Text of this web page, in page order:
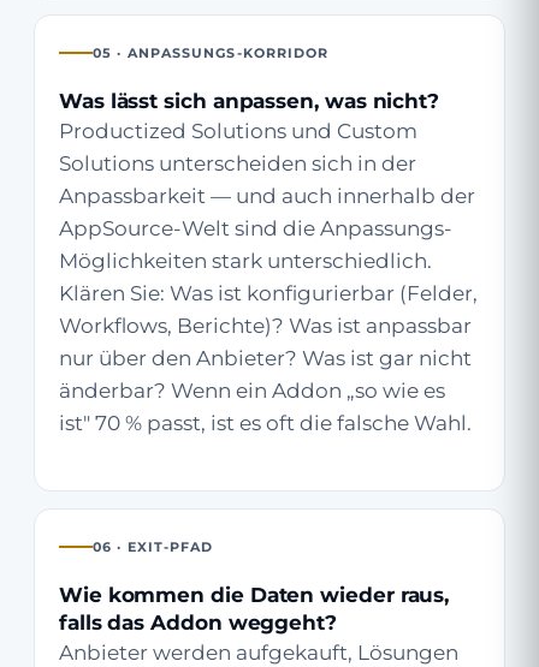
05 · ANPASSUNGS-KORRIDOR
Was lässt sich anpassen, was nicht?
Productized Solutions und Custom
Solutions unterscheiden sich in der
Anpassbarkeit — und auch innerhalb der
AppSource-Welt sind die Anpassungs-
Möglichkeiten stark unterschiedlich.
Klären Sie: Was ist konfigurierbar (Felder,
Workflows, Berichte)? Was ist anpassbar
nur über den Anbieter? Was ist gar nicht
änderbar? Wenn ein Addon „so wie es
ist" 70 % passt, ist es oft die falsche Wahl.
06 · EXIT-PFAD
Wie kommen die Daten wieder raus,
falls das Addon weggeht?
Anbieter werden aufgekauft, Lösungen